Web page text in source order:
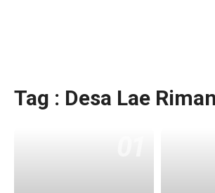
Tag : Desa Lae Riman